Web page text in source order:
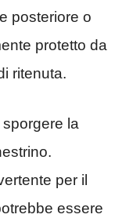
posteriore o
protetto da
ritenuta.
la
per il
essere